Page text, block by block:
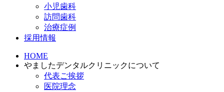
小児歯科
訪問歯科
治療症例
採用情報
HOME
やましたデンタルクリニックについて
代表ご挨拶
医院理念